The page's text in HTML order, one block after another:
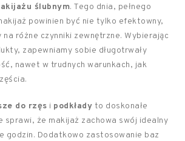
ślubnym. Tego dnia, pełnego
powinien być nie tylko efektowny,
różne czynniki zewnętrzne. Wybierając
zapewniamy sobie długotrwały
nawet w trudnych warunkach, jak
do rzęs i podkłady to doskonałe
sprawi, że makijaż zachowa swój idealny
godzin. Dodatkowo zastosowanie baz